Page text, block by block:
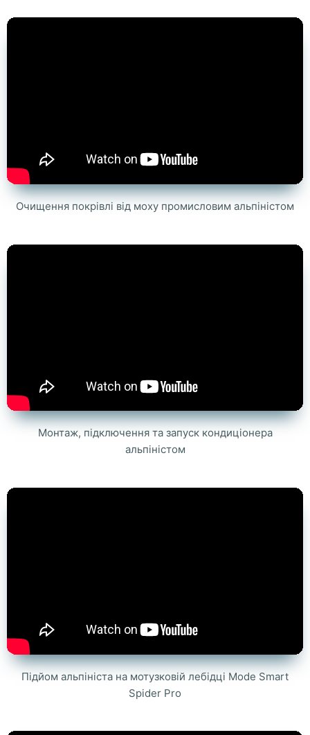
Очищення покрівлі від моху промисловим альпіністом
Монтаж, підключення та запуск кондиціонера
альпіністом
Підйом альпініста на мотузковій лебідці Mode Smart
Spider Pro